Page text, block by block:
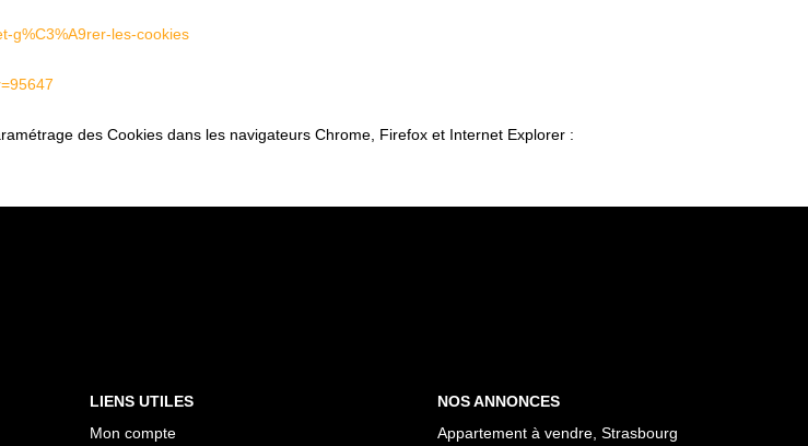
g%C3%A9rer-les-cookies
des Cookies dans les navigateurs Chrome, Firefox et Internet Explorer :
LIENS UTILES
Mon compte
NOS ANNONCES
Appartement à vendre, Strasbourg